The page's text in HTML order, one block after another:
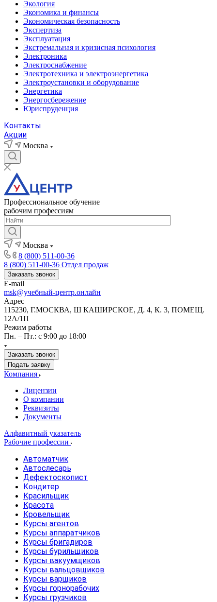
Экология
Экономика и финансы
Экономическая безопасность
Экспертиза
Эксплуатация
Экстремальная и кризисная психология
Электроника
Электроснабжение
Электротехника и электроэнергетика
Электроустановки и оборудование
Энергетика
Энергосбережение
Юриспруденция
Контакты
Акции
Москва
Профессиональное обучение
рабочим профессиям
Москва
8 (800) 511-00-36
8 (800) 511-00-36 Отдел продаж
Заказать звонок
E-mail
msk@учебный-центр.онлайн
Адрес
115230, Г.МОСКВА, Ш КАШИРСКОЕ, Д. 4, К. 3, ПОМЕЩ.
12А/1П
Режим работы
Пн. – Пт.: с 9:00 до 18:00
Заказать звонок
Подать заявку
Компания
Лицензии
О компании
Реквизиты
Документы
Алфавитный указатель
Рабочие профессии
Автоматчик
Автослесарь
Дефектоскопист
Кондитер
Красильщик
Красота
Кровельщик
Курсы агентов
Курсы аппаратчиков
Курсы бригадиров
Курсы бурильщиков
Курсы вакуумщиков
Курсы вальцовщиков
Курсы варщиков
Курсы горнорабочих
Курсы грузчиков